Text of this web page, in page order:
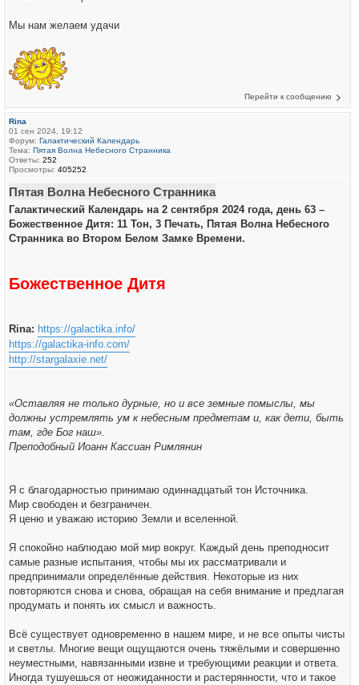
Мы нам желаем удачи
Перейти к сообщению
Rina
01 сен 2024, 19:12
Форум: Галактический Календарь
Тема: Пятая Волна Небесного Странника
Ответы: 252
Просмотры: 405252
Пятая Волна Небесного Странника
Галактический Календарь на 2 сентября 2024 года, день 63 –
Божественное Дитя: 11 Тон, 3 Печать, Пятая Волна Небесного
Странника во Втором Белом Замке Времени.
Божественное Дитя
Rina: https://galactika.info/
https://galactika-info.com/
http://stargalaxie.net/
«Оставляя не только дурные, но и все земные помыслы, мы
должны устремлять ум к небесным предметам и, как дети, быть
там, где Бог наш».
Преподобный Иоанн Кассиан Римлянин
Я с благодарностью принимаю одиннадцатый тон Источника.
Мир свободен и безграничен.
Я ценю и уважаю историю Земли и вселенной.
Я спокойно наблюдаю мой мир вокруг. Каждый день преподносит
самые разные испытания, чтобы мы их рассматривали и
предпринимали определённые действия. Некоторые из них
повторяются снова и снова, обращая на себя внимание и предлагая
продумать и понять их смысл и важность.
Всё существует одновременно в нашем мире, и не все опыты чисты
и светлы. Многие вещи ощущаются очень тяжёлыми и совершенно
неуместными, навязанными извне и требующими реакции и ответа.
Иногда тушуешься от неожиданности и растерянности, что и такое